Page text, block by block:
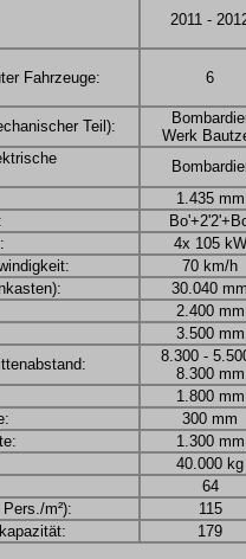
2011 -
Fahrzeuge: 6
Teil):
Werk
1.435 mm
4x 105 kW
70 km/h
30.040 mm
2.400 mm
3.500 mm
8.300 -
8.300 mm
1.800 mm
300 mm
1.300 mm
40.000 kg
64
m²):
115
179